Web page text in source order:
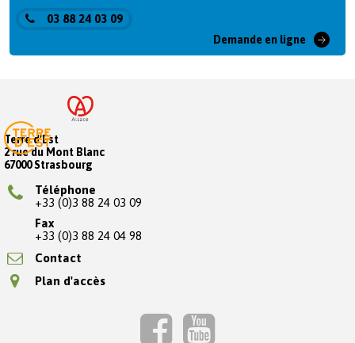
03 88 24 03 09
Demande en ligne
Terre d'Est
2 rue du Mont Blanc
67000 Strasbourg
Téléphone
+33 (0)3 88 24 03 09
Fax
+33 (0)3 88 24 04 98
Contact
Plan d'accès